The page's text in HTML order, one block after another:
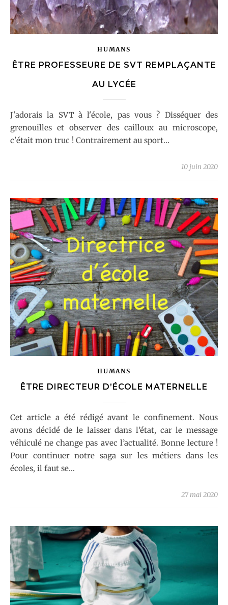
HUMANS
ÊTRE PROFESSEURE DE SVT REMPLAÇANTE
AU LYCÉE
J'adorais la SVT à l'école, pas vous ? Disséquer des
grenouilles et observer des cailloux au microscope,
c'était mon truc ! Contrairement au sport...
10 juin 2020
HUMANS
ÊTRE DIRECTEUR D’ÉCOLE MATERNELLE
Cet article a été rédigé avant le confinement. Nous
avons décidé de le laisser dans l’état, car le message
véhiculé ne change pas avec l’actualité. Bonne lecture !
Pour continuer notre saga sur les métiers dans les
écoles, il faut se…
27 mai 2020